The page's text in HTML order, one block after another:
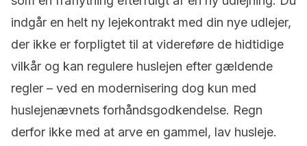
indgår en helt ny lejekontrakt med din nye udlejer,
der ikke er forpligtet til at videreføre de hidtidige
vilkår og kan regulere huslejen efter gældende
regler – ved en modernisering dog kun med
huslejenævnets forhåndsgodkendelse. Regn
derfor ikke med at arve en gammel, lav husleje.